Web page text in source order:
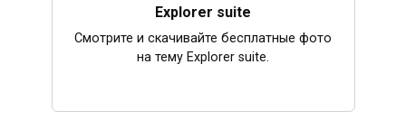
Explorer suite
Смотрите и скачивайте бесплатные фото
на тему Explorer suite.